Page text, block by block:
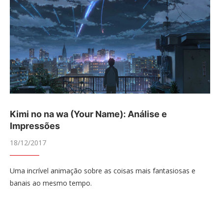
Kimi no na wa (Your Name): Análise e
Impressões
18/12/2017
Uma incrível animação sobre as coisas mais fantasiosas e
banais ao mesmo tempo.